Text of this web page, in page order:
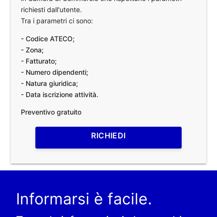
richiesti dall'utente.
Tra i parametri ci sono:
- Codice ATECO;
- Zona;
- Fatturato;
- Numero dipendenti;
- Natura giuridica;
- Data iscrizione attività.
Preventivo gratuito
RICHIEDI
Informarsi è facile.